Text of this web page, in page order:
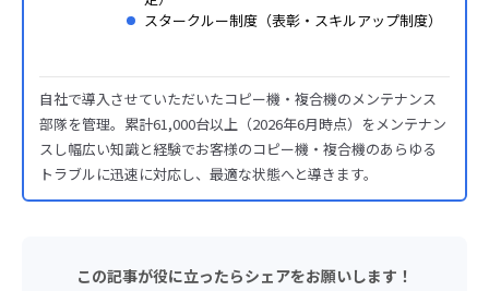
スタークルー制度（表彰・スキルアップ制度）
自社で導入させていただいたコピー機・複合機のメンテナンス
部隊を管理。累計61,000台以上（2026年6月時点）をメンテナン
スし幅広い知識と経験でお客様のコピー機・複合機のあらゆる
トラブルに迅速に対応し、最適な状態へと導きます。
この記事が役に立ったらシェアをお願いします！